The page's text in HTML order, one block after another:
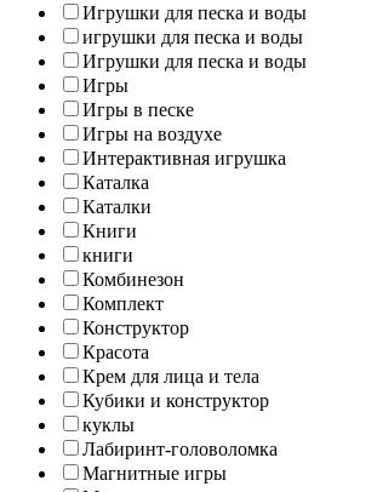
Игрушки для песка и воды
игрушки для песка и воды
Игрушки для песка и воды
Игры
Игры в песке
Игры на воздухе
Интерактивная игрушка
Каталка
Каталки
Книги
книги
Комбинезон
Комплект
Конструктор
Красота
Крем для лица и тела
Кубики и конструктор
куклы
Лабиринт-головоломка
Магнитные игры